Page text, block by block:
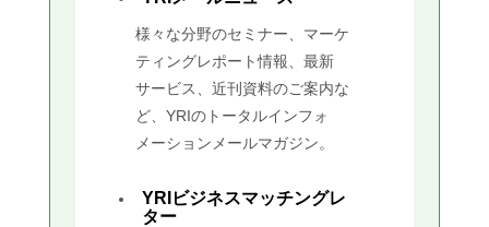
様々な分野のセミナー、マーケ
ティングレポート情報、最新
サービス、近刊資料のご案内な
ど、YRIのトータルインフォ
メーションメールマガジン。
YRIビジネスマッチングレ
ター